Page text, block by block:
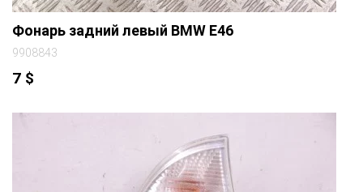
Фонарь задний левый BMW E46
9908843
7 $